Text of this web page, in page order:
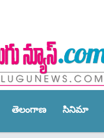
తెలంగాణ‌ సినిమా